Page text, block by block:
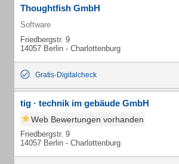
Thoughtfish GmbH
Software
Friedbergstr. 9
14057 Berlin - Charlottenburg
Gratis-Digitalcheck
tig · technik im gebäude GmbH
Web Bewertungen vorhanden
Friedbergstr. 9
14057 Berlin - Charlottenburg